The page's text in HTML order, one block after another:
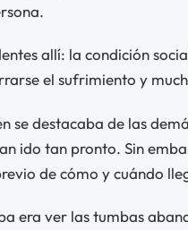
allí: la condición
el sufrimiento y
se destacaba de las
ido tan pronto. Sin
de cómo y cuándo
era ver las tumbas